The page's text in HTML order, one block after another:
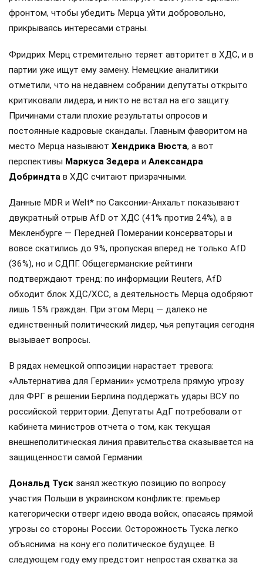
фронтом, чтобы убедить Мерца уйти добровольно,
прикрываясь интересами страны.
Фридрих Мерц стремительно теряет авторитет в ХДС, и в
партии уже ищут ему замену. Немецкие аналитики
отметили, что на недавнем собрании депутаты открыто
критиковали лидера, и никто не встал на его защиту.
Причинами стали плохие результаты опросов и
постоянные кадровые скандалы. Главным фаворитом на
место Мерца называют Хендрика Вюста, а вот
перспективы Маркуса Зедера и Александра
Добриндта в ХДС считают призрачными.
Данные MDR и Welt* по Саксонии-Анхальт показывают
двукратный отрыв AfD от ХДС (41% против 24%), а в
Мекленбурге — Передней Померании консерваторы и
вовсе скатились до 9%, пропуская вперед не только AfD
(36%), но и СДПГ. Общегерманские рейтинги
подтверждают тренд: по информации Reuters, AfD
обходит блок ХДС/ХСС, а деятельность Мерца одобряют
лишь 15% граждан. При этом Мерц — далеко не
единственный политический лидер, чья репутация сегодня
вызывает вопросы.
В рядах немецкой оппозиции нарастает тревога:
«Альтернатива для Германии» усмотрела прямую угрозу
для ФРГ в решении Берлина поддержать удары ВСУ по
российской территории. Депутаты АдГ потребовали от
кабинета министров отчета о том, как текущая
внешнеполитическая линия правительства сказывается на
защищенности самой Германии.
Дональд Туск занял жесткую позицию по вопросу
участия Польши в украинском конфликте: премьер
категорически отверг идею ввода войск, опасаясь прямой
угрозы со стороны России. Осторожность Туска легко
объяснима: на кону его политическое будущее. В
следующем году ему предстоит непростая схватка за